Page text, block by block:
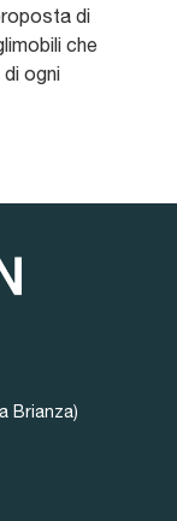
di
che
ogni
Brianza)